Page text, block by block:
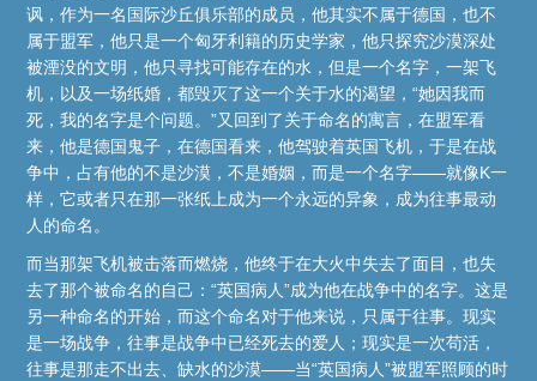
讽，作为一名国际沙丘俱乐部的成员，他其实不属于德国，也不
属于盟军，他只是一个匈牙利籍的历史学家，他只探究沙漠深处
被湮没的文明，他只寻找可能存在的水，但是一个名字，一架飞
机，以及一场纸婚，都毁灭了这一个关于水的渴望，“她因我而
死，我的名字是个问题。”又回到了关于命名的寓言，在盟军看
来，他是德国鬼子，在德国看来，他驾驶着英国飞机，于是在战
争中，占有他的不是沙漠，不是婚姻，而是一个名字——就像K一
样，它或者只在那一张纸上成为一个永远的异象，成为往事最动
人的命名。
而当那架飞机被击落而燃烧，他终于在大火中失去了面目，也失
去了那个被命名的自己：“英国病人”成为他在战争中的名字。这是
另一种命名的开始，而这个命名对于他来说，只属于往事。现实
是一场战争，往事是战争中已经死去的爱人；现实是一次苟活，
往事是那走不出去、缺水的沙漠——当“英国病人”被盟军照顾的时